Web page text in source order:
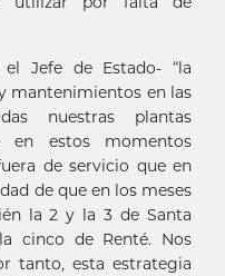
Jefe de Estado- “la
mantenimientos en las
nuestras plantas
en estos momentos
de servicio que en
de que en los meses
la 2 y la 3 de Santa
cinco de Renté. Nos
tanto, esta estrategia